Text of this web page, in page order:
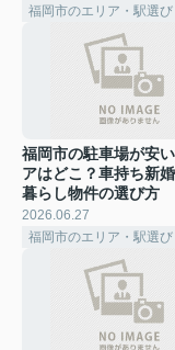
福岡市のエリア・駅選び
福岡市の駐車場が安
アはどこ？車持ち新
暮らし物件の選び方
2026.06.27
福岡市のエリア・駅選び